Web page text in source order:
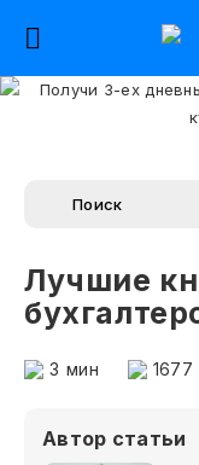
Лучшие
3 мин 1677
Автор статьи